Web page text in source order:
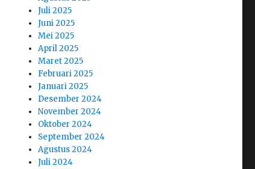
Juli 2025
Juni 2025
Mei 2025
April 2025
Maret 2025
Februari 2025
Januari 2025
Desember 2024
November 2024
Oktober 2024
September 2024
Agustus 2024
Juli 2024